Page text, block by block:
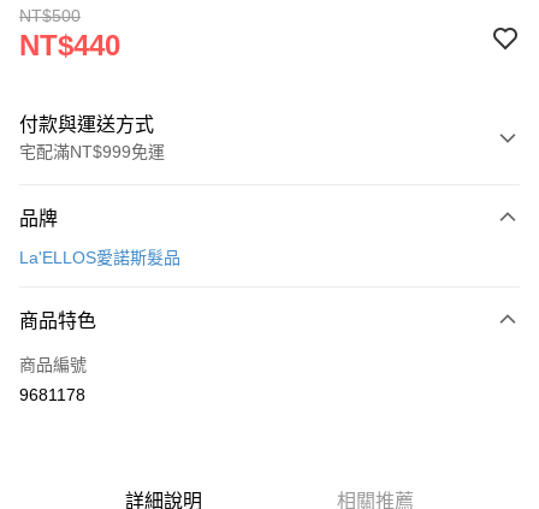
NT$500
NT$440
付款與運送方式
宅配滿NT$999免運
信用卡一次付款
Apple Pay
街口支付
品牌
La'ELLOS愛諾斯髮品
商品特色
商品編號
9681178
詳細說明 相關推薦